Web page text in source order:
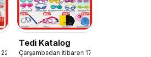
Tedi Katalog
Çarşambadan itibaren 17.06.2026